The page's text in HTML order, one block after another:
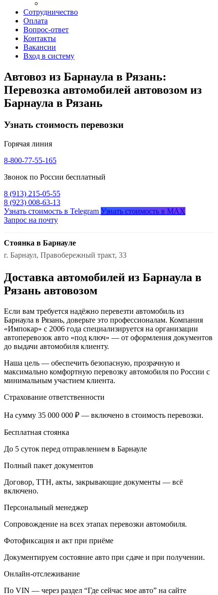
Сотрудничество
Оплата
Вопрос-ответ
Контакты
Вакансии
Вход в систему
Автовоз из Барнаула в Рязань:
Перевозка автомобилей автовозом из
Барнаула в Рязань
Узнать стоимость перевозки
Горячая линия
8-800-77-55-165
Звонок по России бесплатный
8 (913) 215-05-55
8 (923) 008-63-13
Узнать стоимость в Telegram Узнать стоимость в MAX
Запрос на почту
Стоянка в Барнауле
г. Барнаул, Правобережный тракт, 33
Доставка автомобилей из Барнаула в
Рязань автовозом
Если вам требуется надёжно перевезти автомобиль из
Барнаула в Рязань, доверьте это профессионалам. Компания
«Импокар» с 2006 года специализируется на организации
автоперевозок авто «под ключ» — от оформления документов
до выдачи автомобиля клиенту.
Наша цель — обеспечить безопасную, прозрачную и
максимально комфортную перевозку автомобиля по России с
минимальным участием клиента.
Страхование ответственности
На сумму 35 000 000 ₽ — включено в стоимость перевозки.
Бесплатная стоянка
До 5 суток перед отправлением в Барнауле
Полный пакет документов
Договор, ТТН, акты, закрывающие документы — всё
включено.
Персональный менеджер
Сопровождение на всех этапах перевозки автомобиля.
Фотофиксация и акт при приёме
Документируем состояние авто при сдаче и при получении.
Онлайн-отслеживание
По VIN — через раздел “Где сейчас мое авто” на сайте